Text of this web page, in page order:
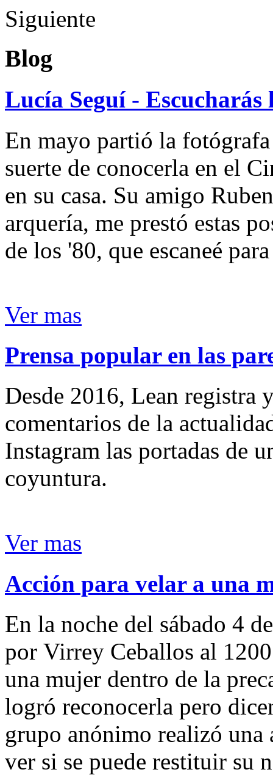
Siguiente
Blog
Lucía Seguí - Escucharás
En mayo partió la
suerte de conocerla en el
en su casa. Su amigo
arquería, me prestó estas
de los '80, que escaneé
Ver mas
Prensa popular en las
Desde 2016, Lean registra
comentarios de la
Instagram las portadas de
coyuntura.
Ver mas
Acción para velar a una
En la noche del sábado 4
por Virrey Ceballos al
una mujer dentro de la
logró reconocerla pero
grupo anónimo realizó
ver si se puede restituir su